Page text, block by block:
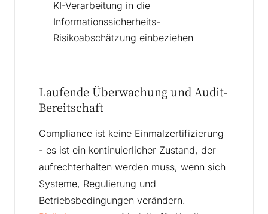
KI-Verarbeitung in die
Informationssicherheits-
Risikoabschätzung einbeziehen
Laufende Überwachung und Audit-
Bereitschaft
Compliance ist keine Einmalzertifizierung
- es ist ein kontinuierlicher Zustand, der
aufrechterhalten werden muss, wenn sich
Systeme, Regulierung und
Betriebsbedingungen verändern.